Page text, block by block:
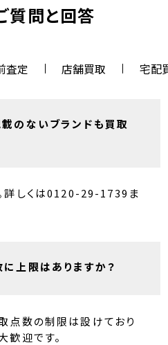
質問と回答
査定 店舗買取 宅配
のないブランドも買取
詳しくは0120-29-1739ま
上限はありますか？
点数の制限は設けており
歓迎です。